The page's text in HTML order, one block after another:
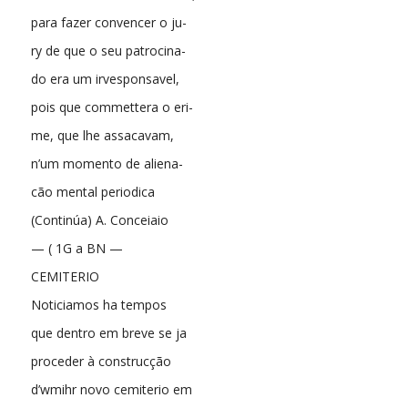
para fazer convencer o ju-
ry de que o seu patrocina-
do era um irvesponsavel,
pois que commettera o eri-
me, que lhe assacavam,
n’um momento de aliena-
cão mental periodica
(Continúa) A. Conceiaio
— ( 1G a BN —
CEMITERIO
Noticiamos ha tempos
que dentro em breve se ja
proceder à construcção
d’wmihr novo cemiterio em